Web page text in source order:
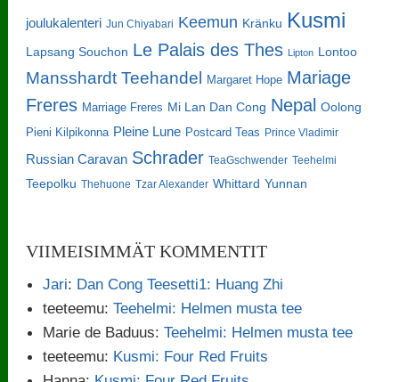
joulukalenteri Jun Chiyabari Keemun Kränku Kusmi
Lapsang Souchon Le Palais des Thes Lipton Lontoo
Mansshardt Teehandel Margaret Hope Mariage
Freres Marriage Freres Mi Lan Dan Cong Nepal Oolong
Pieni Kilpikonna Pleine Lune Postcard Teas Prince Vladimir
Russian Caravan Schrader TeaGschwender Teehelmi
Teepolku Thehuone Tzar Alexander Whittard Yunnan
VIIMEISIMMÄT KOMMENTIT
Jari: Dan Cong Teesetti1: Huang Zhi
teeteemu:Teehelmi: Helmen musta tee
Marie de Baduus:Teehelmi: Helmen musta tee
teeteemu: Kusmi: Four Red Fruits